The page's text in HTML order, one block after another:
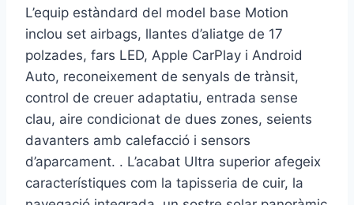
L’equip estàndard del model base Motion
inclou set airbags, llantes d’aliatge de 17
polzades, fars LED, Apple CarPlay i Android
Auto, reconeixement de senyals de trànsit,
control de creuer adaptatiu, entrada sense
clau, aire condicionat de dues zones, seients
davanters amb calefacció i sensors
d’aparcament. . L’acabat Ultra superior afegeix
característiques com la tapisseria de cuir, la